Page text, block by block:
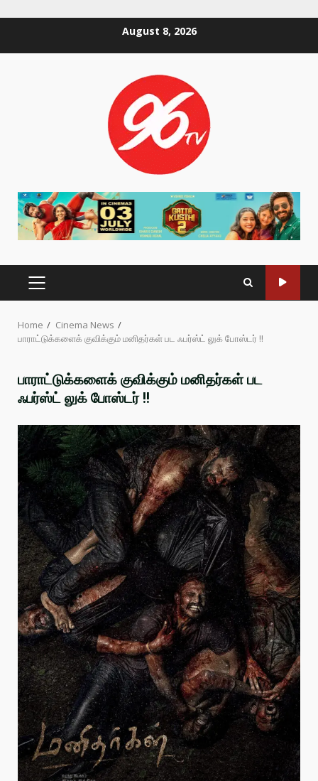
August 8, 2026
PRIMARY
MENU
Home
Cinema News
பாராட்டுக்களைக் குவிக்கும் மனிதர்கள் பட ஃபர்ஸ்ட் லுக் போஸ்டர் !!
பாராட்டுக்களைக் குவிக்கும் மனிதர்கள் பட
ஃபர்ஸ்ட் லுக் போஸ்டர் !!